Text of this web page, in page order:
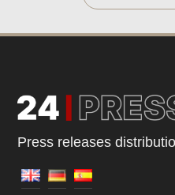
Press releases